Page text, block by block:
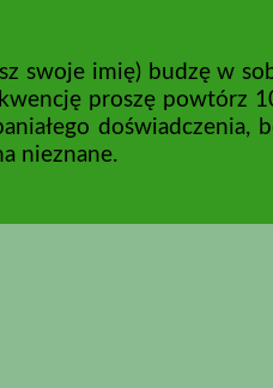
swoje imię) budzę w
proszę powtórz
doświadczenia,
nieznane.